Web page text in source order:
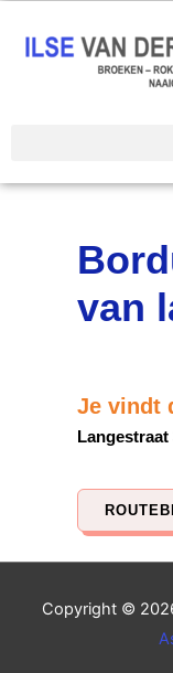
naar
van
Je vindt
Langestraat
Copyright ©